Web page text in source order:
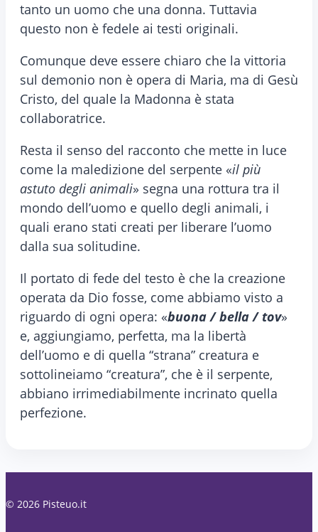
tanto un uomo che una donna. Tuttavia
questo non è fedele ai testi originali.
Comunque deve essere chiaro che la vittoria
sul demonio non è opera di Maria, ma di Gesù
Cristo, del quale la Madonna è stata
collaboratrice.
Resta il senso del racconto che mette in luce
come la maledizione del serpente «il più
astuto degli animali» segna una rottura tra il
mondo dell’uomo e quello degli animali, i
quali erano stati creati per liberare l’uomo
dalla sua solitudine.
Il portato di fede del testo è che la creazione
operata da Dio fosse, come abbiamo visto a
riguardo di ogni opera: «buona / bella / tov»
e, aggiungiamo, perfetta, ma la libertà
dell’uomo e di quella “strana” creatura e
sottolineiamo “creatura”, che è il serpente,
abbiano irrimediabilmente incrinato quella
perfezione.
© 2026 Pisteuo.it